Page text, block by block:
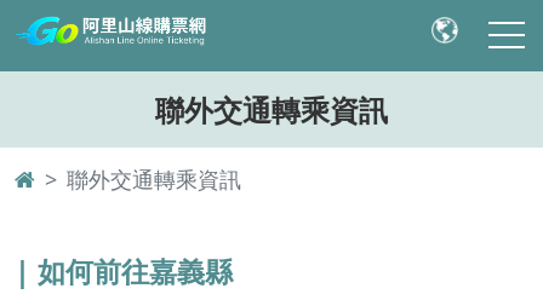
聯外交通轉乘資訊
聯外交通轉乘資訊
| 如何前往嘉義縣